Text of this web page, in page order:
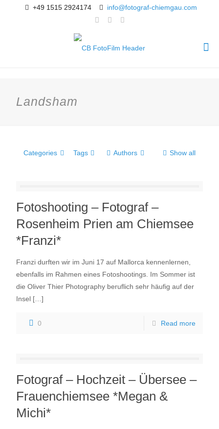
+49 1515 2924174 info@fotograf-chiemgau.com
Landsham
Categories Tags Authors Show all
Fotoshooting – Fotograf –
Rosenheim Prien am Chiemsee
*Franzi*
Franzi durften wir im Juni 17 auf Mallorca kennenlernen,
ebenfalls im Rahmen eines Fotoshootings. Im Sommer ist
die Oliver Thier Photography beruflich sehr häufig auf der
Insel […]
0 Read more
Fotograf – Hochzeit – Übersee –
Frauenchiemsee *Megan &
Michi*